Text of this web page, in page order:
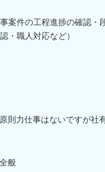
案件の工程進捗の確認・
・職人対応など）
力仕事はないですが社
般